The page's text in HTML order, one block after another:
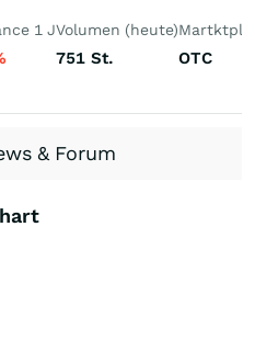
1 JVolumen (heute)
751 St. OTC
& Forum